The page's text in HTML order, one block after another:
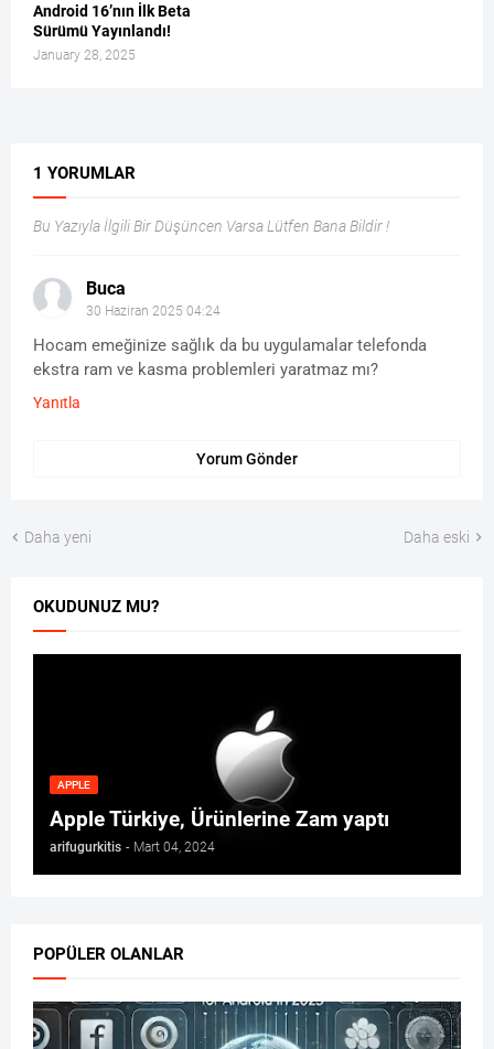
Android 16’nın İlk Beta
Sürümü Yayınlandı!
January 28, 2025
1 YORUMLAR
Bu Yazıyla İlgili Bir Düşüncen Varsa Lütfen Bana Bildir !
Buca
30 Haziran 2025 04:24
Hocam emeğinize sağlık da bu uygulamalar telefonda
ekstra ram ve kasma problemleri yaratmaz mı?
Yanıtla
Yorum Gönder
Daha yeni Daha eski
OKUDUNUZ MU?
APPLE
Apple Türkiye, Ürünlerine Zam yaptı
arifugurkitis - Mart 04, 2024
POPÜLER OLANLAR